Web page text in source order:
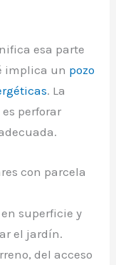
esa parte
implica un pozo
. La
perforar
con parcela
superficie y
el jardín.
del acceso